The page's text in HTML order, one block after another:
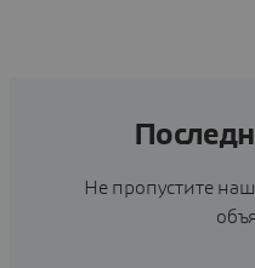
Не пропустите